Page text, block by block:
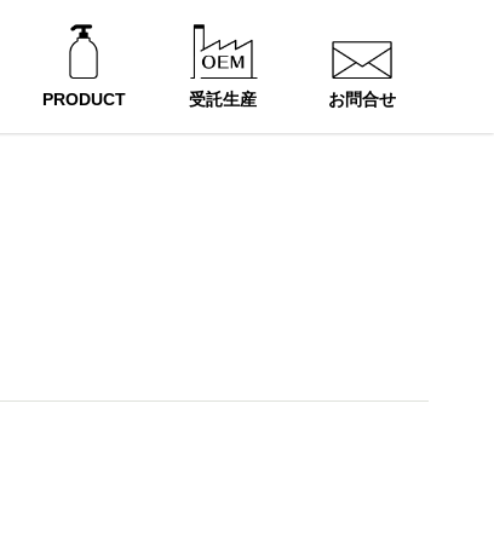
PRODUCT 受託生産 お問合せ